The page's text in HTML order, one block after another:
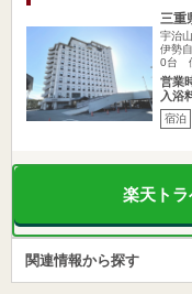
三重
宇治
伊勢
0台
営業
入浴
宿泊
楽天ト
関連情報から探す